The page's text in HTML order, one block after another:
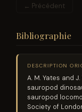
← Précédent
Bibliographie
DESCRIPTION
A. M. Yates and
sauropod
sauropod
Society of